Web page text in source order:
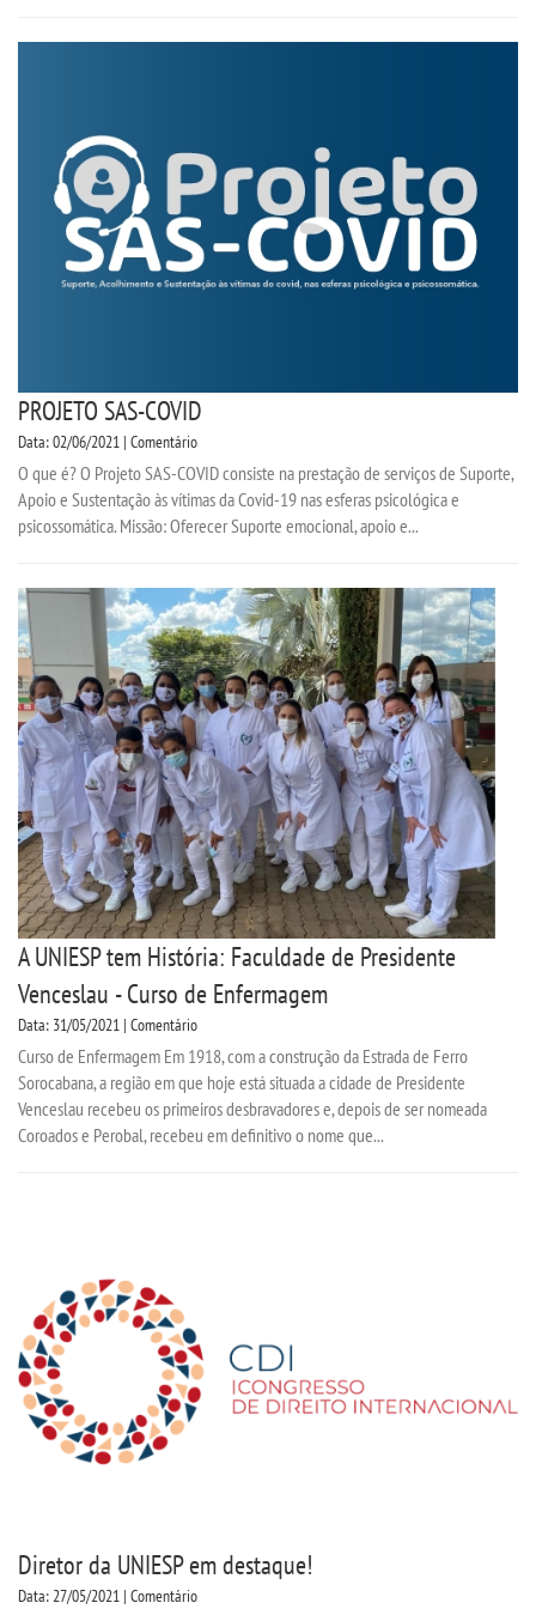
OUVIDORIA
PROJETO SAS-COVID
Data: 02/06/2021 | Comentário
O que é? O Projeto SAS-COVID consiste na prestação de serviços de Suporte,
Apoio e Sustentação às vítimas da Covid-19 nas esferas psicológica e
psicossomática. Missão: Oferecer Suporte emocional, apoio e...
A UNIESP tem História: Faculdade de Presidente
Venceslau - Curso de Enfermagem
Data: 31/05/2021 | Comentário
Curso de Enfermagem Em 1918, com a construção da Estrada de Ferro
Sorocabana, a região em que hoje está situada a cidade de Presidente
Venceslau recebeu os primeiros desbravadores e, depois de ser nomeada
Coroados e Perobal, recebeu em definitivo o nome que...
Diretor da UNIESP em destaque!
Data: 27/05/2021 | Comentário